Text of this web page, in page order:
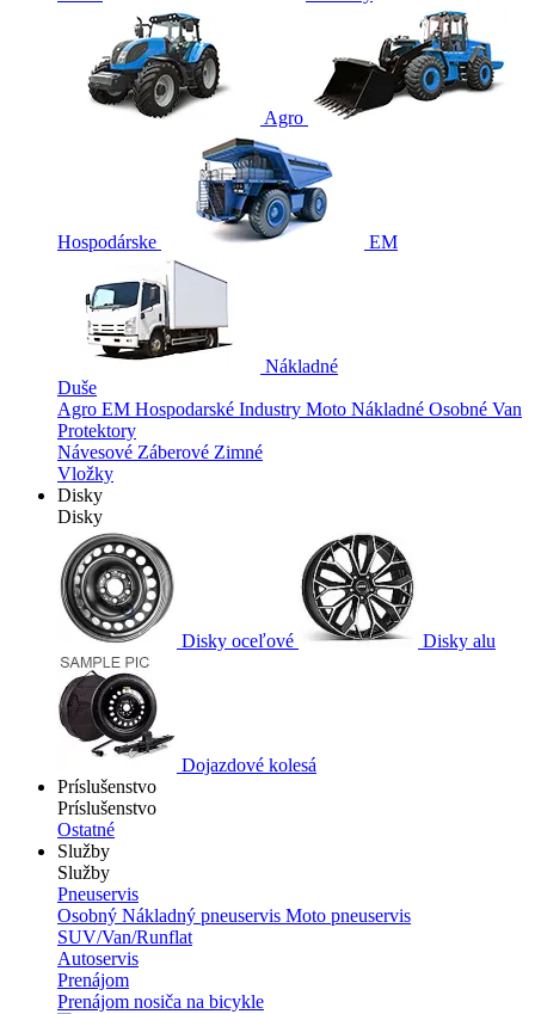
Agro
Hospodárske EM
Nákladné
Duše
Agro EM Hospodarské Industry Moto Nákladné Osobné Van
Protektory
Návesové Záberové Zimné
Vložky
Disky
Disky
Disky oceľové Disky alu
Dojazdové kolesá
Príslušenstvo
Príslušenstvo
Ostatné
Služby
Služby
Pneuservis
Osobný Nákladný pneuservis Moto pneuservis
SUV/Van/Runflat
Autoservis
Prenájom
Prenájom nosiča na bicykle